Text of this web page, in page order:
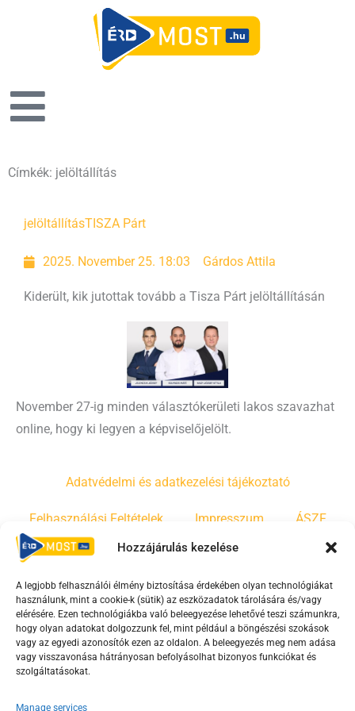
Hozzájárulás kezelése
A legjobb felhasználói élmény biztosítása érdekében olyan technológiákat
használunk, mint a cookie-k (sütik) az eszközadatok tárolására és/vagy
elérésére. Ezen technológiákba való beleegyezése lehetővé teszi számunkra,
hogy olyan adatokat dolgozzunk fel, mint például a böngészési szokások
vagy az egyedi azonosítók ezen az oldalon. A beleegyezés meg nem adása
vagy visszavonása hátrányosan befolyásolhat bizonyos funkciókat és
szolgáltatásokat.
Manage services
Címkék: jelöltállítás
jelöltállításTISZA Párt
2025. November 25. 18:03 Gárdos Attila
Kiderült, kik jutottak tovább a Tisza Párt jelöltállításán
November 27-ig minden választókerületi lakos szavazhat
online, hogy ki legyen a képviselőjelölt.
Adatvédelmi és adatkezelési tájékoztató
Felhasználási Feltételek Impresszum ÁSZF
Irányelvek Moderálási szabályzat
F
a
c
e
Y
o
u
t
T
i
k